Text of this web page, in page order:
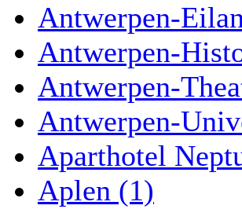
Antwerpen-
Antwerpen-
Antwerpen-
Antwerpen-
Aparthotel
Aplen (1)